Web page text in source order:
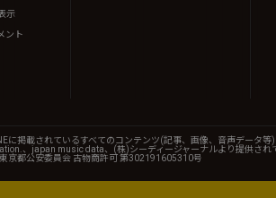
示
ント
に掲載されているすべてのコンテンツ(記事、画像、音声データ
、japan music data、(株)シーディージャーナルより提供され
京都公安委員会 古物商許可 第302191605310号